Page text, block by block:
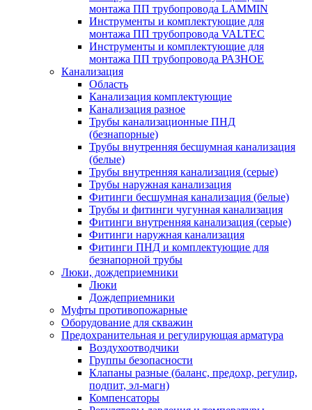
монтажа ПП трубопровода LAMMIN
Инструменты и комплектующие для
монтажа ПП трубопровода VALTEC
Инструменты и комплектующие для
монтажа ПП трубопровода РАЗНОЕ
Канализация
Область
Канализация комплектующие
Канализация разное
Трубы канализационные ПНД
(безнапорные)
Трубы внутренняя бесшумная канализация
(белые)
Трубы внутренняя канализация (серые)
Трубы наружная канализация
Фитинги бесшумная канализация (белые)
Трубы и фитинги чугунная канализация
Фитинги внутренняя канализация (серые)
Фитинги наружная канализация
Фитинги ПНД и комплектующие для
безнапорной трубы
Люки, дождеприемники
Люки
Дождеприемники
Муфты противопожарные
Оборудование для скважин
Предохранительная и регулирующая арматура
Воздухоотводчики
Группы безопасности
Клапаны разные (баланс, предохр, регулир,
подпит, эл-магн)
Компенсаторы